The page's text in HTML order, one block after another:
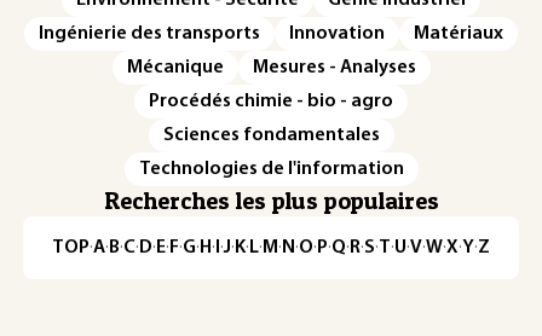
Ingénierie des transports
Innovation
Matériaux
Mécanique
Mesures - Analyses
Procédés chimie - bio - agro
Sciences fondamentales
Technologies de l'information
Recherches les plus populaires
TOP·A·B·C· D· E· F·G· H · ·J· K· L· M · N ·O· P·Q· R·S·T·U·V·W·X·Y·Z